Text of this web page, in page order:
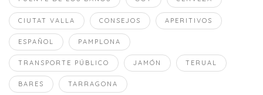
CIUTAT VALLA CONSEJOS APERITIVOS
ESPAÑOL PAMPLONA
TRANSPORTE PÚBLICO JAMÓN TERUAL
BARES TARRAGONA